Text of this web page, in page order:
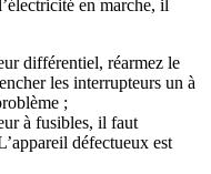
en marche, il
différentiel, réarmez le
les interrupteurs un à
;
à fusibles, il faut
défectueux est